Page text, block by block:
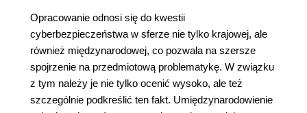
Opracowanie odnosi się do kwestii
cyberbezpieczeństwa w sferze nie tylko krajowej, ale
również międzynarodowej, co pozwala na szersze
spojrzenie na przedmiotową problematykę. W związku
z tym należy je nie tylko ocenić wysoko, ale też
szczególnie podkreślić ten fakt. Umiędzynarodowienie